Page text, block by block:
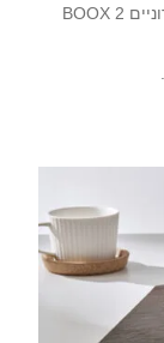
נרתיק (כיסוי) מקורי מגנטי לקוראי ספרים אלקטרוניים 2 BOOX